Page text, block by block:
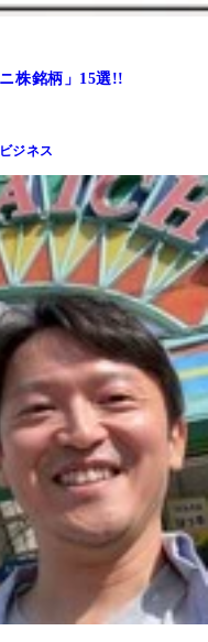
株銘柄」15選!!
ジネス